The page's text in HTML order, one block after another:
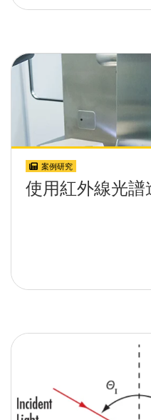
案例研究
使用紅外線光